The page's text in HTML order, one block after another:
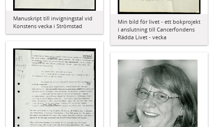
Manuskript till invigningstal vid
Konstens vecka i Strömstad
Min bild för livet - ett bokprojekt
i anslutning till Cancerfondens
Rädda Livet - vecka